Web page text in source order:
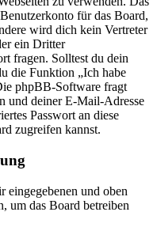
für das Board,
wird dich kein Vertreter
ein Dritter
fragen. Solltest du dein
die Funktion „Ich habe
phpBB-Software fragt
und deiner E-Mail-Adresse
Passwort an diese
zugreifen kannst.
eingegebenen und oben
um das Board betreiben